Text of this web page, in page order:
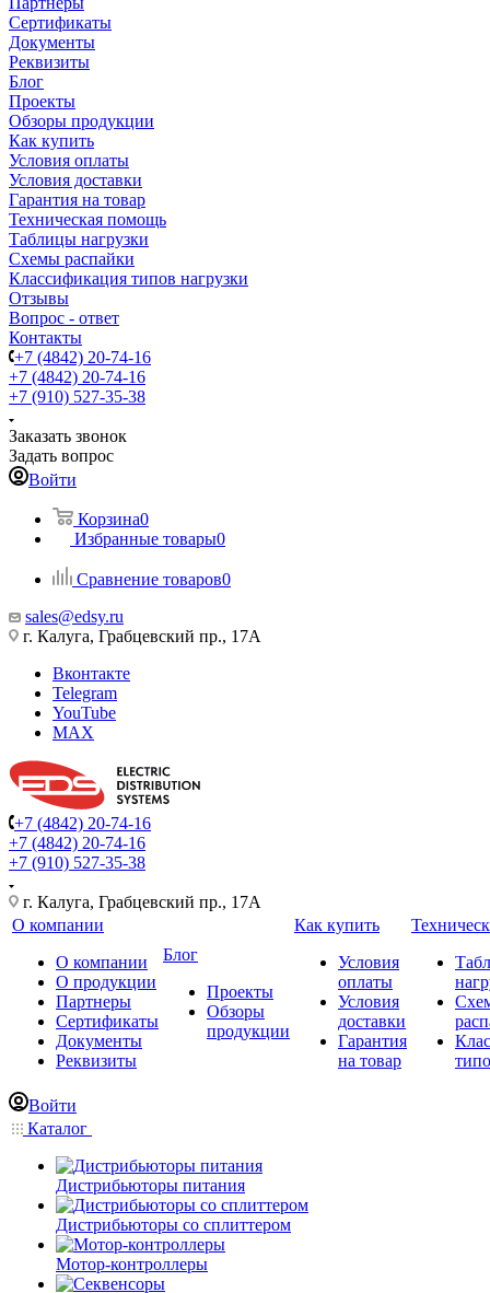
Сертификаты
Документы
Реквизиты
Блог
Проекты
Обзоры продукции
Как купить
Условия оплаты
Условия доставки
Гарантия на товар
Техническая помощь
Таблицы нагрузки
Схемы распайки
Классификация типов нагрузки
Отзывы
Вопрос - ответ
Контакты
+7 (4842) 20-74-16
+7 (4842) 20-74-16
+7 (910) 527-35-38
Заказать звонок
Задать вопрос
Войти
Корзина0
Избранные товары0
Сравнение товаров0
sales@edsy.ru
г. Калуга, Грабцевский пр., 17А
Вконтакте
Telegram
YouTube
MAX
+7 (4842) 20-74-16
+7 (4842) 20-74-16
+7 (910) 527-35-38
г. Калуга, Грабцевский пр., 17А
О компании
О компании
О продукции
Партнеры
Сертификаты
Документы
Реквизиты
Блог
Проекты
Обзоры
продукции
Как купить
Условия
оплаты
Условия
доставки
Гарантия
на товар
Войти
Каталог
Дистрибьюторы питания
Дистрибьюторы со сплиттером
Мотор-контроллеры